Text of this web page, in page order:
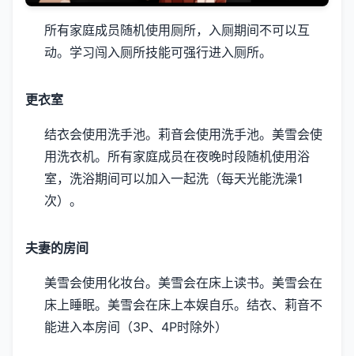
所有家庭成员随机使用厕所，入厕期间不可以互
动。 学习闯入厕所技能可强行进入厕所。
更衣室
结衣会使用洗手池。 莉音会使用洗手池。 美雪会使
用洗衣机。 所有家庭成员在夜晚时段随机使用浴
室，洗浴期间可以加入一起洗（每天光能洗澡1
次）。
夫妻的房间
美雪会使用化妆台。 美雪会在床上读书。 美雪会在
床上睡眠。 美雪会在床上本娱自乐。 结衣、莉音不
能进入本房间（3P、4P时除外）